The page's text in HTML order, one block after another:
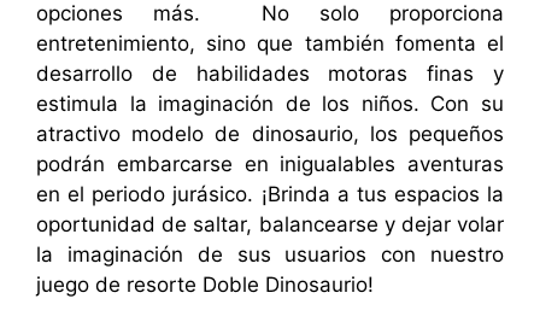
opciones más. No solo proporciona
entretenimiento, sino que también fomenta el
desarrollo de habilidades motoras finas y
estimula la imaginación de los niños. Con su
atractivo modelo de dinosaurio, los pequeños
podrán embarcarse en inigualables aventuras
en el periodo jurásico. ¡Brinda a tus espacios la
oportunidad de saltar, balancearse y dejar volar
la imaginación de sus usuarios con nuestro
juego de resorte Doble Dinosaurio!